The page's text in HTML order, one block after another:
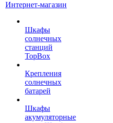
Интернет-магазин
Шкафы
солнечных
станций
TopBox
Крепления
солнечных
батарей
Шкафы
акумуляторные